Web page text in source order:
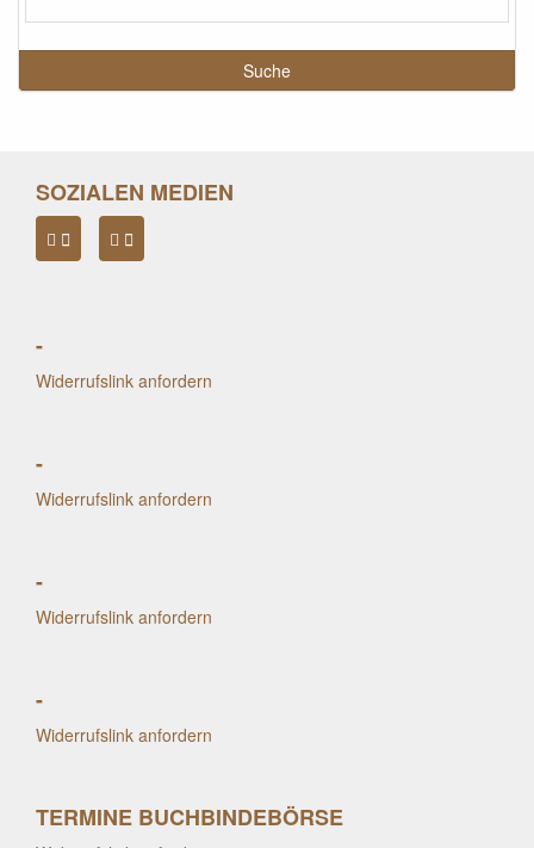
SOZIALEN MEDIEN
-
Widerrufslink anfordern
-
Widerrufslink anfordern
-
Widerrufslink anfordern
-
Widerrufslink anfordern
TERMINE BUCHBINDEBÖRSE